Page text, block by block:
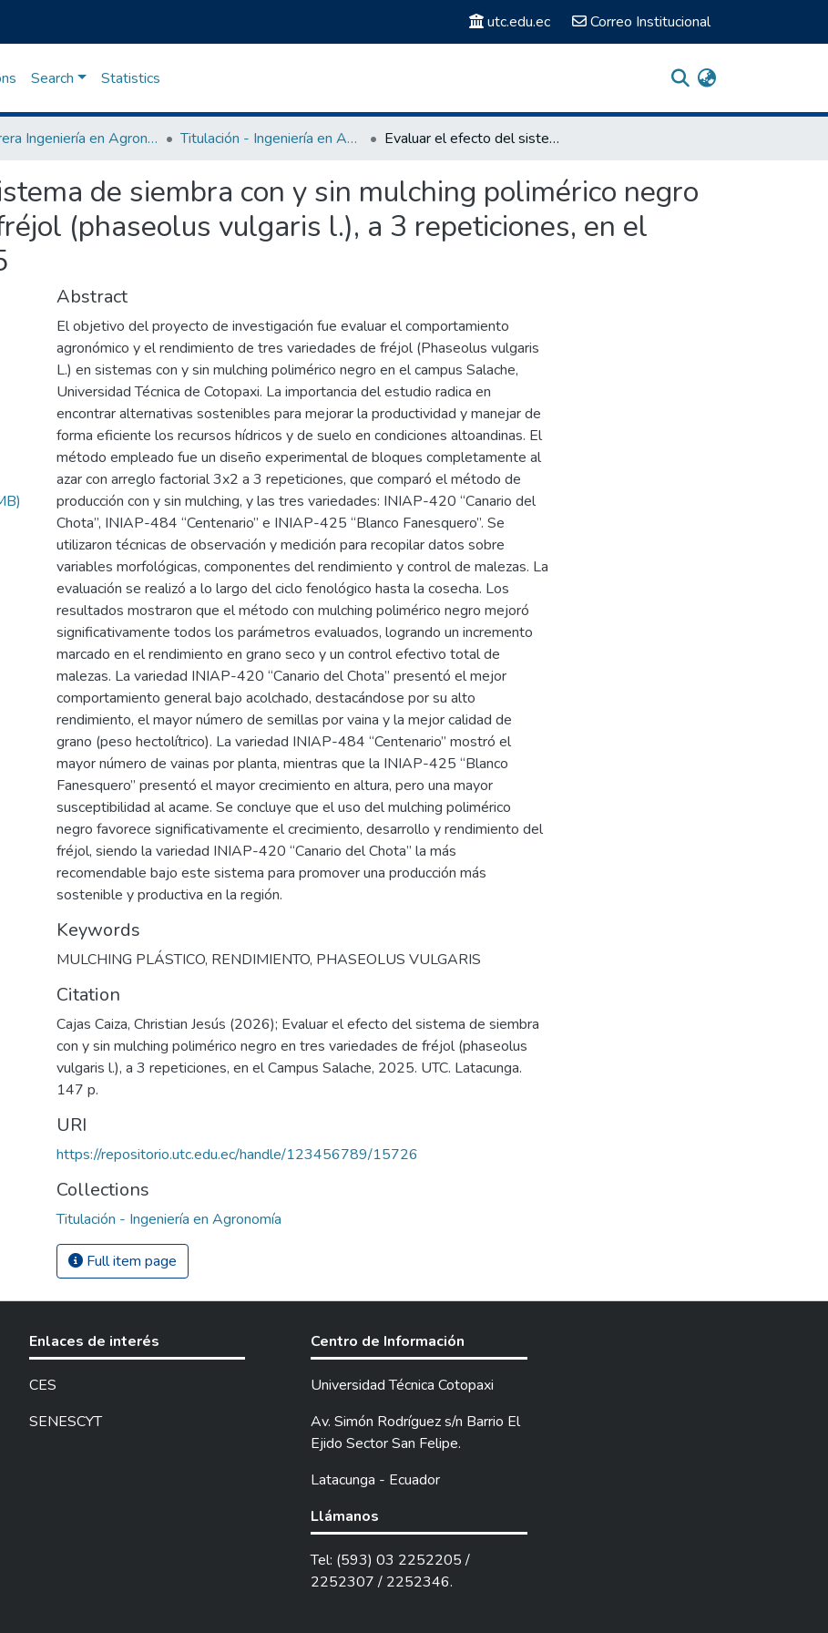
utc.edu.ec Correo Institucional
Search Statistics
Carrera Ingeniería en Agronomía Titulación - Ingeniería en Agronomía Evaluar el efecto del sistema de siembra con y sin mulching polimérico negro en tres variedades de fréjol (phaseolus vulgaris l.), a 3 repeticiones, en el Campus Salache, 2025
de siembra con y sin mulching polimérico negro
(phaseolus vulgaris l.), a 3 repeticiones, en el
Abstract
El objetivo del proyecto de investigación fue evaluar el comportamiento
agronómico y el rendimiento de tres variedades de fréjol (Phaseolus vulgaris
L.) en sistemas con y sin mulching polimérico negro en el campus Salache,
Universidad Técnica de Cotopaxi. La importancia del estudio radica en
encontrar alternativas sostenibles para mejorar la productividad y manejar de
forma eficiente los recursos hídricos y de suelo en condiciones altoandinas. El
método empleado fue un diseño experimental de bloques completamente al
azar con arreglo factorial 3x2 a 3 repeticiones, que comparó el método de
producción con y sin mulching, y las tres variedades: INIAP-420 “Canario del
Chota”, INIAP-484 “Centenario” e INIAP-425 “Blanco Fanesquero”. Se
utilizaron técnicas de observación y medición para recopilar datos sobre
variables morfológicas, componentes del rendimiento y control de malezas. La
evaluación se realizó a lo largo del ciclo fenológico hasta la cosecha. Los
resultados mostraron que el método con mulching polimérico negro mejoró
significativamente todos los parámetros evaluados, logrando un incremento
marcado en el rendimiento en grano seco y un control efectivo total de
malezas. La variedad INIAP-420 “Canario del Chota” presentó el mejor
comportamiento general bajo acolchado, destacándose por su alto
rendimiento, el mayor número de semillas por vaina y la mejor calidad de
grano (peso hectolítrico). La variedad INIAP-484 “Centenario” mostró el
mayor número de vainas por planta, mientras que la INIAP-425 “Blanco
Fanesquero” presentó el mayor crecimiento en altura, pero una mayor
susceptibilidad al acame. Se concluye que el uso del mulching polimérico
negro favorece significativamente el crecimiento, desarrollo y rendimiento del
fréjol, siendo la variedad INIAP-420 “Canario del Chota” la más
recomendable bajo este sistema para promover una producción más
sostenible y productiva en la región.
Keywords
MULCHING PLÁSTICO, RENDIMIENTO, PHASEOLUS VULGARIS
Citation
Cajas Caiza, Christian Jesús (2026); Evaluar el efecto del sistema de siembra
con y sin mulching polimérico negro en tres variedades de fréjol (phaseolus
vulgaris l.), a 3 repeticiones, en el Campus Salache, 2025. UTC. Latacunga.
147 p.
URI
https://repositorio.utc.edu.ec/handle/123456789/15726
Collections
Titulación - Ingeniería en Agronomía
Full item page
Enlaces de interés
CES
SENESCYT
Centro de Información
Universidad Técnica Cotopaxi
Av. Simón Rodríguez s/n Barrio El
Ejido Sector San Felipe.
Latacunga - Ecuador
Llámanos
Tel: (593) 03 2252205 /
2252307 / 2252346.